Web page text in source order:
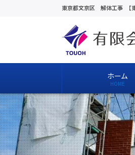
東京都文京区 解体工事 【東
ホーム